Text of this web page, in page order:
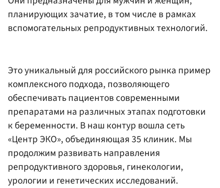
планирующих зачатие, в том числе в рамках
вспомогательных репродуктивных технологий.
Это уникальный для российского рынка пример
комплексного подхода, позволяющего
обеспечивать пациентов современными
препаратами на различных этапах подготовки
к беременности. В наш контур вошла сеть
«Центр ЭКО», объединяющая 35 клиник. Мы
продолжим развивать направления
репродуктивного здоровья, гинекологии,
урологии и генетических исследований.